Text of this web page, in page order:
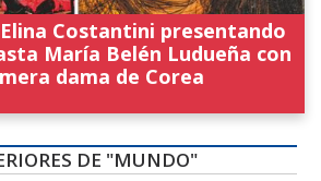
Elina Costantini presentando
María Belén Ludueña con
dama de Corea
DE "MUNDO"